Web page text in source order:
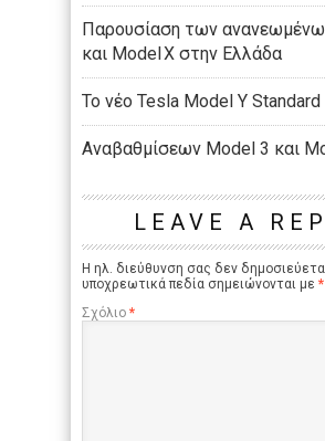
Παρουσίαση των
και Model X στην Ελλάδα
Το νέο Tesla Model Y Standard
Aναβαθμίσεων Model 3 και
LEAVE A
Η ηλ. διεύθυνση σας δεν
υποχρεωτικά πεδία σημειώνονται με *
Σχόλιο *